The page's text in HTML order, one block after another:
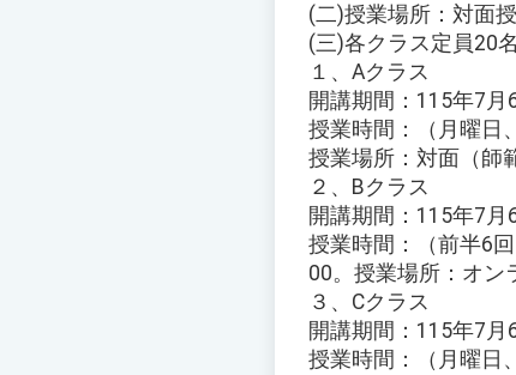
(二)授業場所：対面
(三)各クラス定員20
１、Aクラス
開講期間：115年7月
授業時間：（月曜日
授業場所：対面（師
２、Bクラス
開講期間：115年7月
授業時間：（前半6
00。授業場所：オン
３、Cクラス
開講期間：115年7月
授業時間：（月曜日